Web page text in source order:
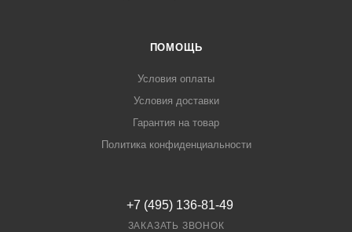
ПОМОЩЬ
Условия оплаты
Условия доставки
Гарантия на товар
Политика конфиденциальности
+7 (495) 136-81-49
ЗАКАЗАТЬ ЗВОНОК